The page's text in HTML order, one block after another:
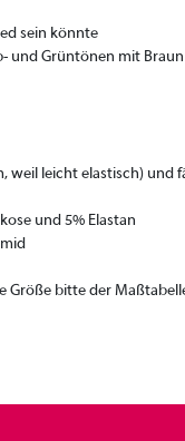
sein könnte
und Grüntönen mit
weil leicht elastisch) und
und 5% Elastan
Größe bitte der